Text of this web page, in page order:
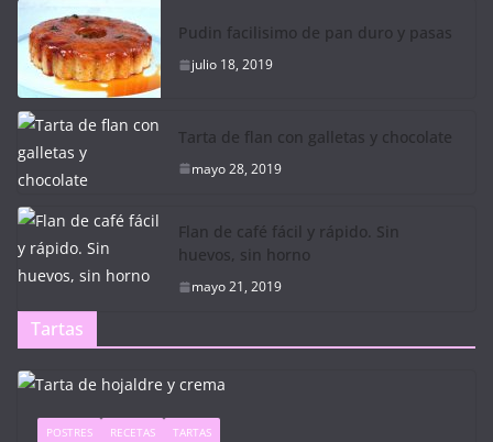
Pudin facilisimo de pan duro y pasas
julio 18, 2019
Tarta de flan con galletas y chocolate
mayo 28, 2019
Flan de café fácil y rápido. Sin
huevos, sin horno
mayo 21, 2019
Tartas
POSTRES RECETAS TARTAS